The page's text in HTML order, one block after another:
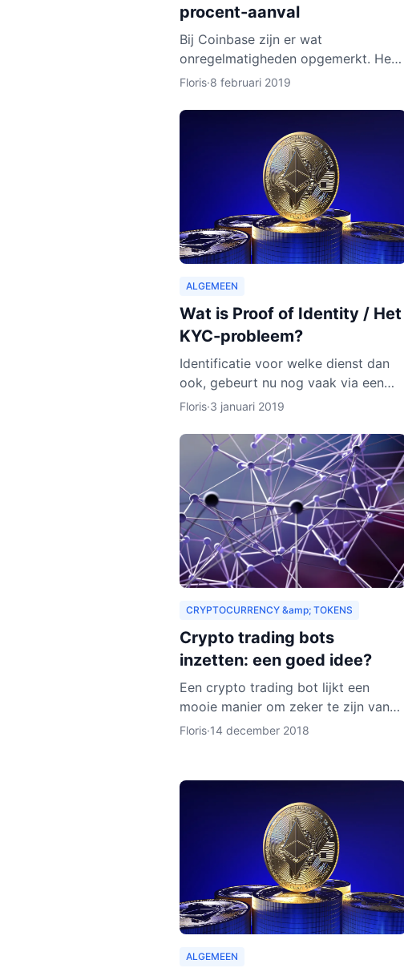
procent-aanval
Bij Coinbase zijn er wat
onregelmatigheden opgemerkt. Het
leek erop dat de ledger van
Dat zou betekenen dat personen
Floris·8 februari 2019
ALGEMEEN
Wat is Proof of Identity / Het
KYC-probleem?
Identificatie voor welke dienst dan
ook, gebeurt nu nog vaak via een
DigiD van de overheid, of via onze
moeten we zelfs ge
Floris·3 januari 2019
CRYPTOCURRENCY &amp; TOKENS
Crypto trading bots
inzetten: een goed idee?
Een crypto trading bot lijkt een
mooie manier om zeker te zijn van
een goede trade, maar eigenlijk kost
Floris·14 december 2018
ALGEMEEN